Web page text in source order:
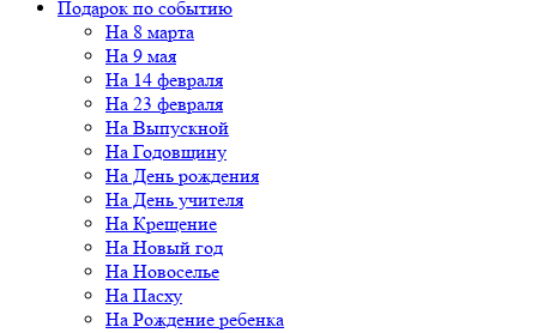
Подарок по событию
На 8 марта
На 9 мая
На 14 февраля
На 23 февраля
На Выпускной
На Годовщину
На День рождения
На День учителя
На Крещение
На Новый год
На Новоселье
На Пасху
На Рождение ребенка